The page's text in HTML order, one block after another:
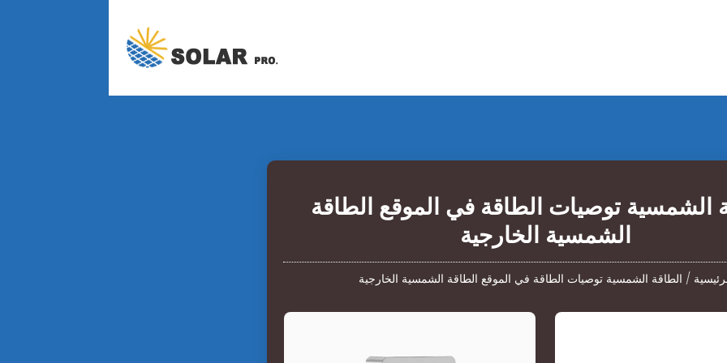
الشمسية توصيات الطاقة في الموقع الطاقة
الشمسية الخارجية
/ الطاقة الشمسية توصيات الطاقة في الموقع الطاقة الشمسية الخارجية